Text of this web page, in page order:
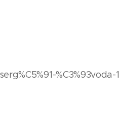
%C3%93voda-